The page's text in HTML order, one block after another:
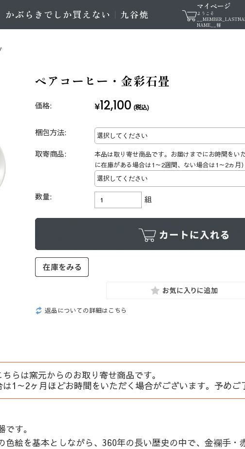
マイページ
ようこそ
NAME__ 様
ペアコーヒー・金彩石畳
価格: ¥12,100 (税込)
梱包方法:
取寄商品:
本品は取り寄せ商品です。お届けまでにお時間をい
に在庫がある場合は1～2週間、ない場合は1～2ヵ月
数量: 組
返品についての詳細はこちら
ちらは窯元からのお取り寄せ商品です。
1～2ヶ月ほどお時間をいただく場合がございます。予めご
す。
絵を基本としながら、360年の長い歴史の中で、金襴手・